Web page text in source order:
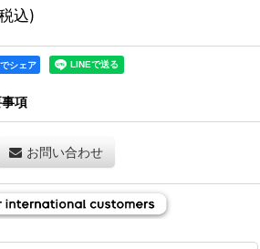
込)
シェア
項
お問い合わせ